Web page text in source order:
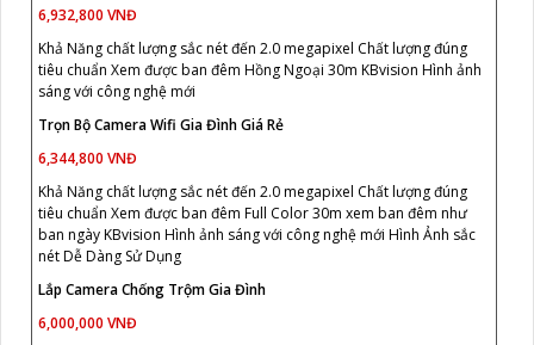
6,932,800 VNĐ
Khả Năng chất lượng sắc nét đến 2.0 megapixel Chất lượng đúng
tiêu chuẩn Xem được ban đêm Hồng Ngoại 30m KBvision Hình ảnh
sáng với công nghệ mới
Trọn Bộ Camera Wifi Gia Đình Giá Rẻ
6,344,800 VNĐ
Khả Năng chất lượng sắc nét đến 2.0 megapixel Chất lượng đúng
tiêu chuẩn Xem được ban đêm Full Color 30m xem ban đêm như
ban ngày KBvision Hình ảnh sáng với công nghệ mới Hình Ảnh sắc
nét Dễ Dàng Sử Dụng
Lắp Camera Chống Trộm Gia Đình
6,000,000 VNĐ